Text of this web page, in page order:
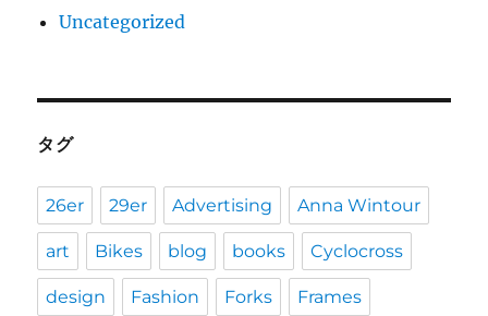
Uncategorized
タグ
26er 29er Advertising Anna Wintour
art Bikes blog books Cyclocross
design Fashion Forks Frames